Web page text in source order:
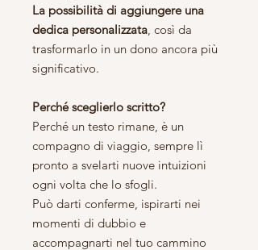
La possibilità di aggiungere una
dedica personalizzata, così da
trasformarlo in un dono ancora più
significativo.
Perché sceglierlo scritto?
Perché un testo rimane, è un
compagno di viaggio, sempre lì
pronto a svelarti nuove intuizioni
ogni volta che lo sfogli.
Può darti conferme, ispirarti nei
momenti di dubbio e
accompagnarti nel tuo cammino